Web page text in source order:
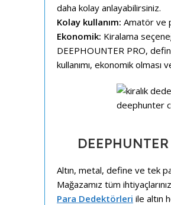
daha kolay anlayabilirsiniz.
Kolay kullanım: Amatör ve
Ekonomik: Kiralama
DEEPHOUNTER PRO,
kullanımı, ekonomik olması
Altın, metal, define ve tek
Mağazamız tüm
Para Dedektörleri ile altın